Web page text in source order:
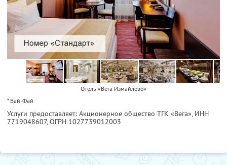
Отель «Вега Измайлово»
* Вай-Фай
Услуги предоставляет: Акционерное общество ТГК «Вега», ИНН
7719048607, ОГРН 1027739012003